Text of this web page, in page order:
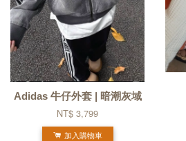
Adidas 牛仔外套 | 暗潮灰域
NT$ 3,799
加入購物車